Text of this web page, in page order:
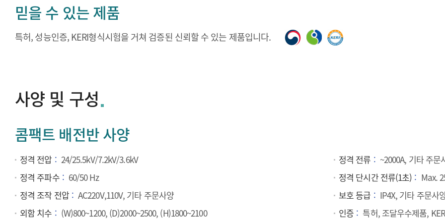
믿을 수 있는 제품
특허, 성능인증, KERI형식시험을 거쳐 검증된 신뢰할 수 있는 제품입니다.
사양 및 구성
콤팩트 배전반 사양
정격 전압 24/25.5kV/7.2kV/3.6kV 정격 전류
~2000A, 기타 주문
정격 주파수
60/50 Hz 정격 단시간 전류(1초)
Max.
정격 조작 전압
AC220V,110V, 기타 주문사양 보호 등급
IP4X, 기타 주문사
외함 치수
(W)800~1200, (D)2000~2500, (H)1800~2100 인증 특허, 조달우수제품,